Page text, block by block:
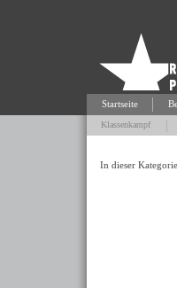
Startseite
Klassenkampf
In dieser